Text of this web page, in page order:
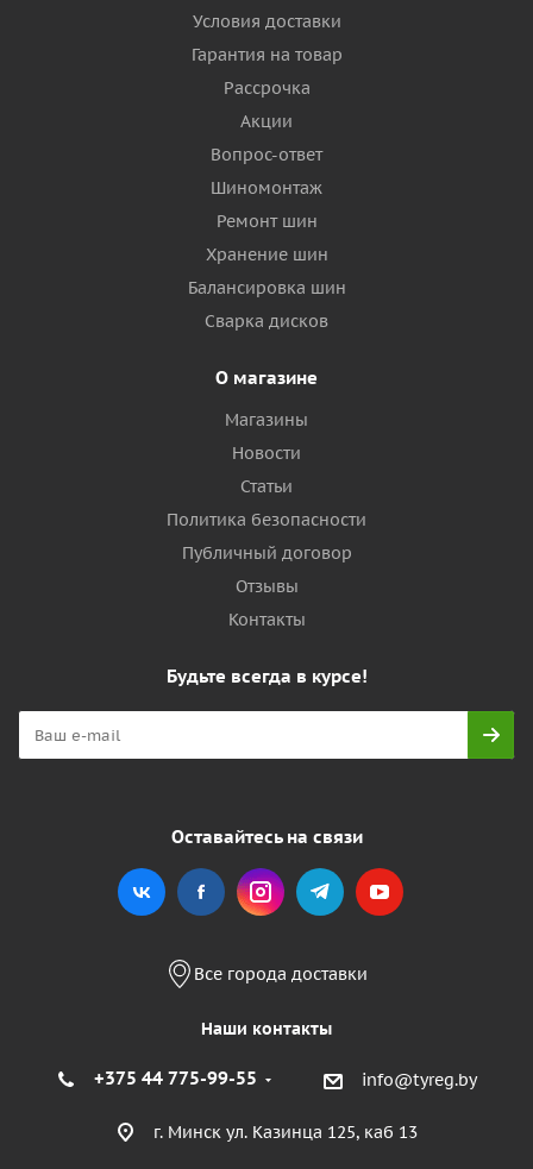
Условия доставки
Гарантия на товар
Рассрочка
Акции
Вопрос-ответ
Шиномонтаж
Ремонт шин
Хранение шин
Балансировка шин
Сварка дисков
О магазине
Магазины
Новости
Статьи
Политика безопасности
Публичный договор
Отзывы
Контакты
Будьте всегда в курсе!
Оставайтесь на связи
Все города доставки
Наши контакты
+375 44 775-99-55 info@tyreg.by
г. Минск ул. Казинца 125, каб 13